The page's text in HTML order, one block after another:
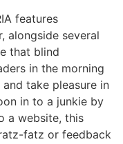
features
alongside several
that blind
in the morning
take pleasure in
in to a junkie by
a website, this
fatz or feedback